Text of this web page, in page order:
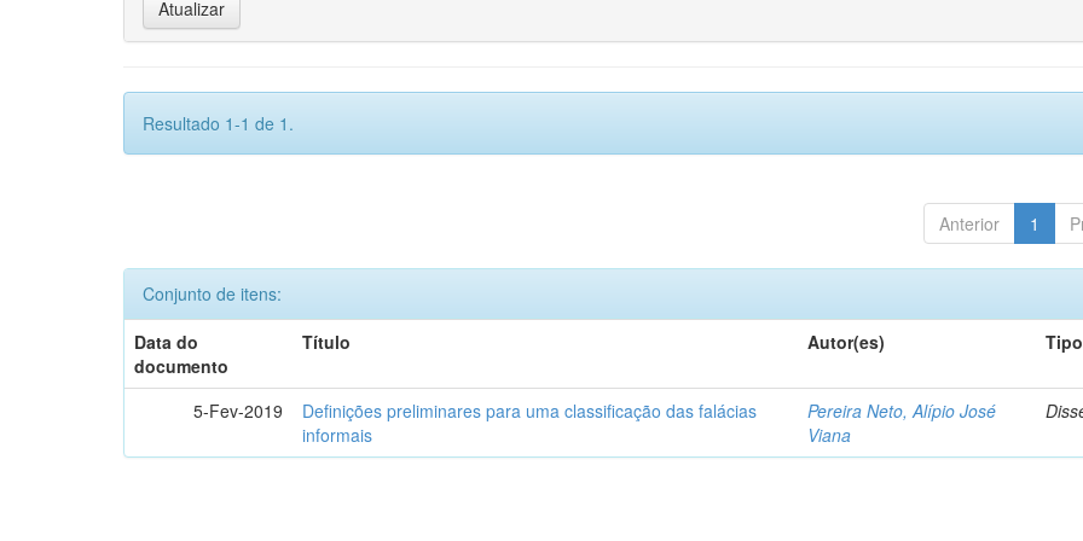
Resultado 1-1 de 1.
Anterior 1
Conjunto de itens:
Data do
documento
Título Autor(es) Tipo
5-Fev-2019
Definições preliminares para uma classificação das falácias
informais
Pereira Neto, Alípio José
Viana